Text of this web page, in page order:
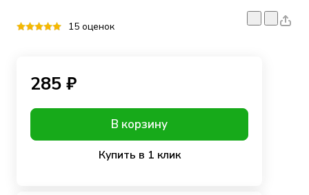
15 оценок
285 ₽
В корзину
Купить в 1 клик